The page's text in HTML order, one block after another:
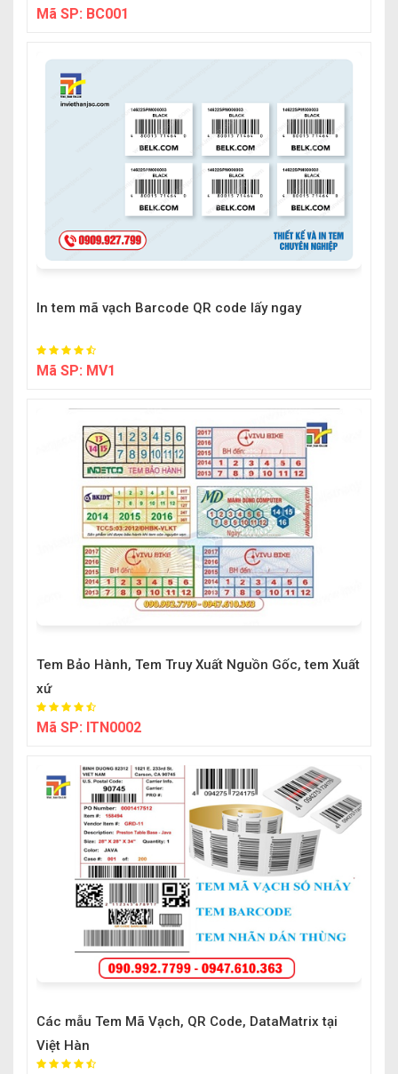
Mã SP: BC001
In tem mã vạch Barcode QR code lấy ngay
Mã SP: MV1
Tem Bảo Hành, Tem Truy Xuất Nguồn Gốc, tem Xuất
xứ
Mã SP: ITN0002
Các mẫu Tem Mã Vạch, QR Code, DataMatrix tại
Việt Hàn